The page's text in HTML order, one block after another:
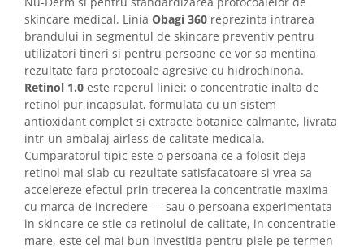
skincare medical. Linia Obagi 360 reprezinta intrarea
brandului in segmentul de skincare preventiv pentru
utilizatori tineri si pentru persoane ce vor sa mentina
rezultate fara protocoale agresive cu hidrochinona.
Retinol 1.0 este reperul liniei: o concentratie inalta de
retinol pur incapsulat, formulata cu un sistem
antioxidant complet si extracte botanice calmante, livrata
intr-un ambalaj airless de calitate medicala.
Cumparatorul tipic este o persoana ce a folosit deja
retinol mai slab cu rezultate satisfacatoare si vrea sa
accelereze efectul prin trecerea la concentratie maxima
cu marca de incredere — sau o persoana experimentata
in skincare ce stie ca retinolul de calitate, in concentratie
mare, este cel mai bun investitia pentru piele pe termen